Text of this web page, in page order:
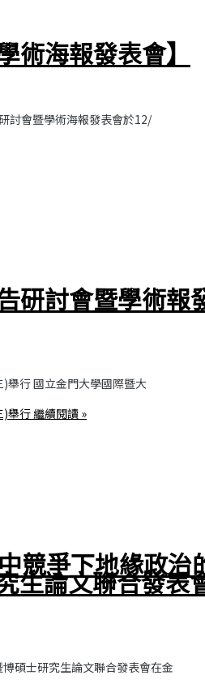
術海報發表會】
討會暨學術海報發表會於12/
研討會暨學術報
舉行 國立金門大學國際暨大
)舉行 繼續閱讀 »
競爭下地緣政治
生論文聯合發表
碩士研究生論文聯合發表會在金